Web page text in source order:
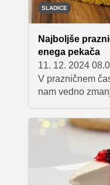
loku.
SLADICE
Najboljše
enega pekača
11. 12. 2024
V prazničnem
nam vedno
rešitev.
polne
za družinska
lenobno
V nadaljevanju
recepte, ki bodo